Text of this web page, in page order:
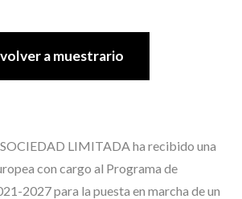
volver a muestrario
LIMITADA ha recibido una
con cargo al Programa de
2027 para la puesta en marcha de un